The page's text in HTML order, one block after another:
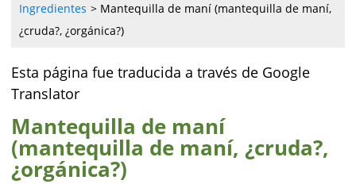
Ingredientes
Mantequilla de maní (mantequilla de maní,
¿cruda?, ¿orgánica?)
Esta página fue traducida a través de Google
Translator
Mantequilla de maní
(mantequilla de maní, ¿cruda?,
¿orgánica?)